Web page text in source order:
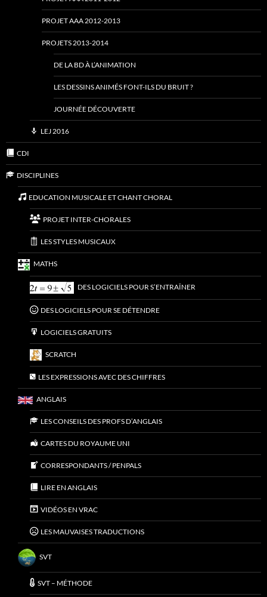
PROJET AAA 2012-2013
PROJETS 2013-2014
DE LA BD À L’ANIMATION
LES DESSINS ANIMÉS FONT-ILS DU BRUIT ?
JOURNÉE DÉCOUVERTE
LEJ 2016
CDI
DISCIPLINES
EDUCATION MUSICALE ET CHANT CHORAL
PROJET INTER-CHORALES
LES STYLES MUSICAUX
MATHS
DES LOGICIELS POUR S’ENTRAÎNER
DES LOGICIELS POUR SE DÉTENDRE
LOGICIELS GRATUITS
SCRATCH
LES EXPRESSIONS AVEC DES CHIFFRES
ANGLAIS
LES CONSEILS DES PROFS D’ANGLAIS
CARTES DU ROYAUME UNI
CORRESPONDANTS / PENPALS
LIRE EN ANGLAIS
VIDÉOS EN VRAC
LES MAUVAISES TRADUCTIONS
SVT
SVT – MÉTHODE